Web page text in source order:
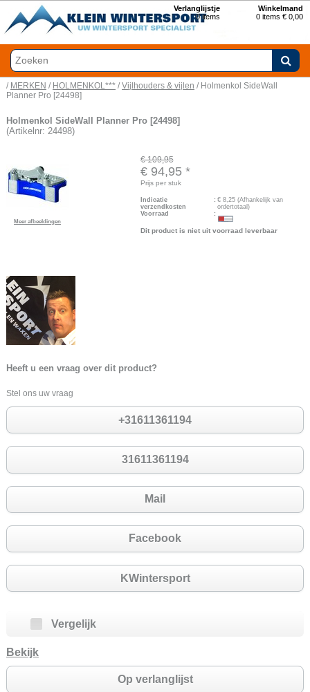
Verlanglijstje
0items
Winkelmand
0 items € 0,00
/ MERKEN / HOLMENKOL*** /Vijlhouders & vijlen / Holmenkol SideWall
Planner Pro [24498]
Holmenkol SideWall Planner Pro [24498]
(Artikelnr: 24498)
Meer afbeeldingen
€ 109,95
€ 94,95 *
Prijs per stuk
Indicatie
verzendkosten
: € 8,25(Afhankelijk van
ordertotaal)
Voorraad
:
Dit product is niet uit voorraad leverbaar
Heeft u een vraag over dit product?
Stel ons uw vraag
+31611361194
31611361194
Mail
Facebook
KWintersport
Vergelijk
Bekijk
Op verlanglijst